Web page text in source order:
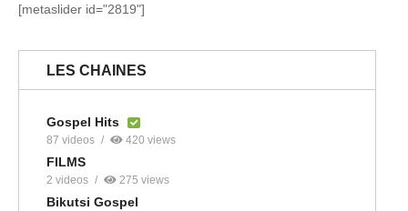
[metaslider id="2819"]
LES CHAINES
Gospel Hits
87 videos 420 views
FILMS
2 videos 275 views
Bikutsi Gospel